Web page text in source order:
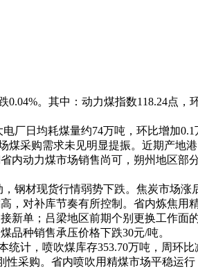
。其中：动力煤指数118.24点，
厂日均耗煤量约74万吨，环比增加
采购需求未见明显提振。近期产地
动力煤市场销售尚可，朔州地区部
钢材现货行情弱势下跌。焦炭市场
对补库节奏有所控制。省内炼焦用
单；吕梁地区前期个别更换工作
品种销售承压价格下跌30元/吨。
计，喷吹煤库存353.70万吨，周环
采购。省内喷吹用精煤市场平稳运